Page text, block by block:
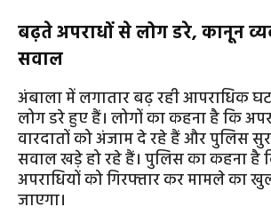
बढ़ते अपराधों से लोग डरे, कानून
सवाल
अंबाला में लगातार बढ़ रही आपराधिक
लोग डरे हुए हैं। लोगों का कहना है कि
वारदातों को अंजाम दे रहे हैं और पुलिस
सवाल खड़े हो रहे हैं। पुलिस का कहना है
अपराधियों को गिरफ्तार कर मामले का
जाएगा।